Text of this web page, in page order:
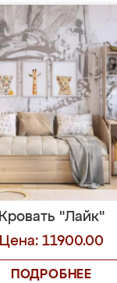
Кровать "Лайк"
Цена: 11900.00
ПОДРОБНЕЕ